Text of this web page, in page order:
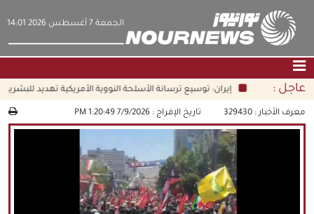
‫‫الجمعة‬‬ 7 أغسطس 2026 14:01
الصفحة الرئيسية|التواصل معنا|من نحن
عناوين الأخبار
الثقافة والمجتمع
عاجل : إيران: توسيع ترسانة الأسلحة النووية الأمريكية تهديد للبشرية
معرف الأخبار : 329430 تاريخ الإفراج :7/9/2026 1:20:49 PM